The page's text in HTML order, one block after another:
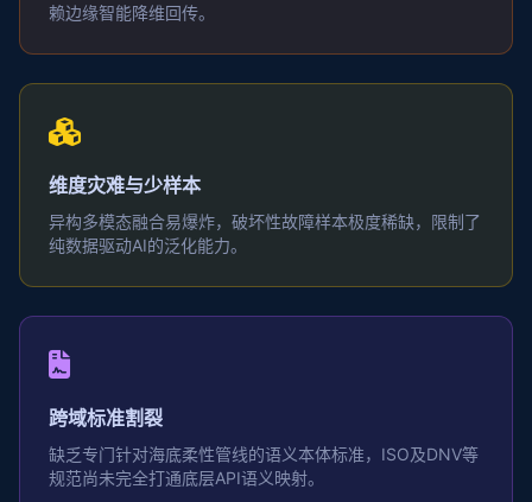
赖边缘智能降维回传。
维度灾难与少样本
异构多模态融合易爆炸，破坏性故障样本极度稀缺，限制了
纯数据驱动AI的泛化能力。
跨域标准割裂
缺乏专门针对海底柔性管线的语义本体标准，ISO及DNV等
规范尚未完全打通底层API语义映射。